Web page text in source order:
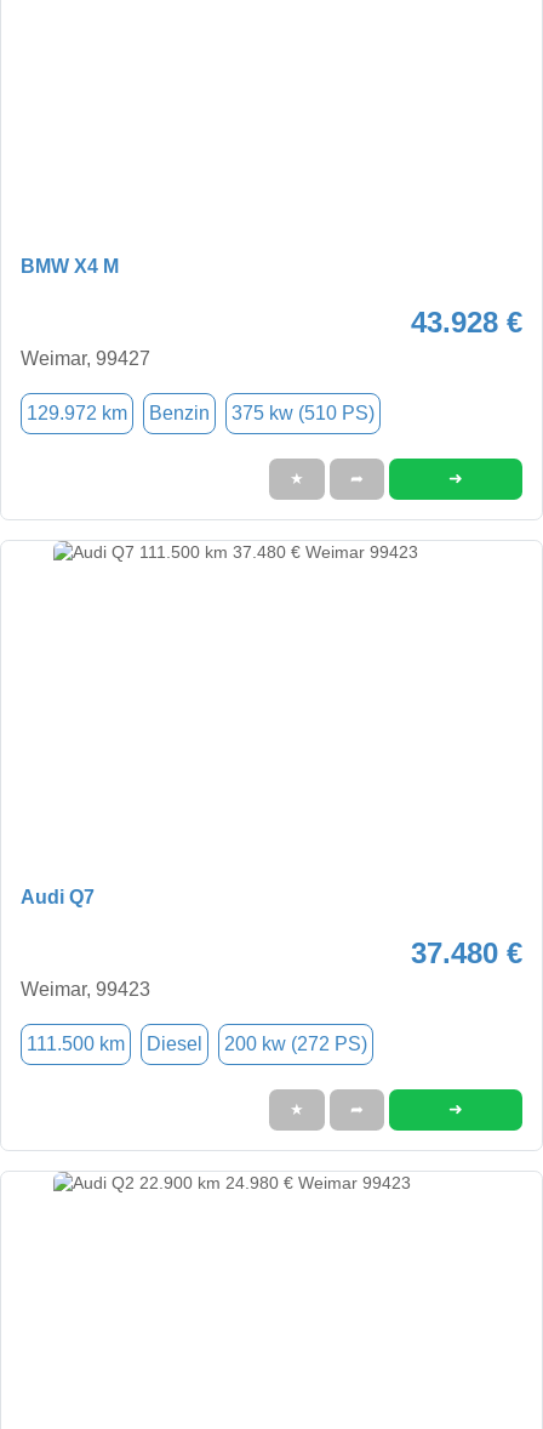
BMW X4 M
43.928 €
Weimar, 99427
129.972 km Benzin 375 kw (510 PS)
★ ➦ ➜
Audi Q7
37.480 €
Weimar, 99423
111.500 km Diesel 200 kw (272 PS)
★ ➦ ➜